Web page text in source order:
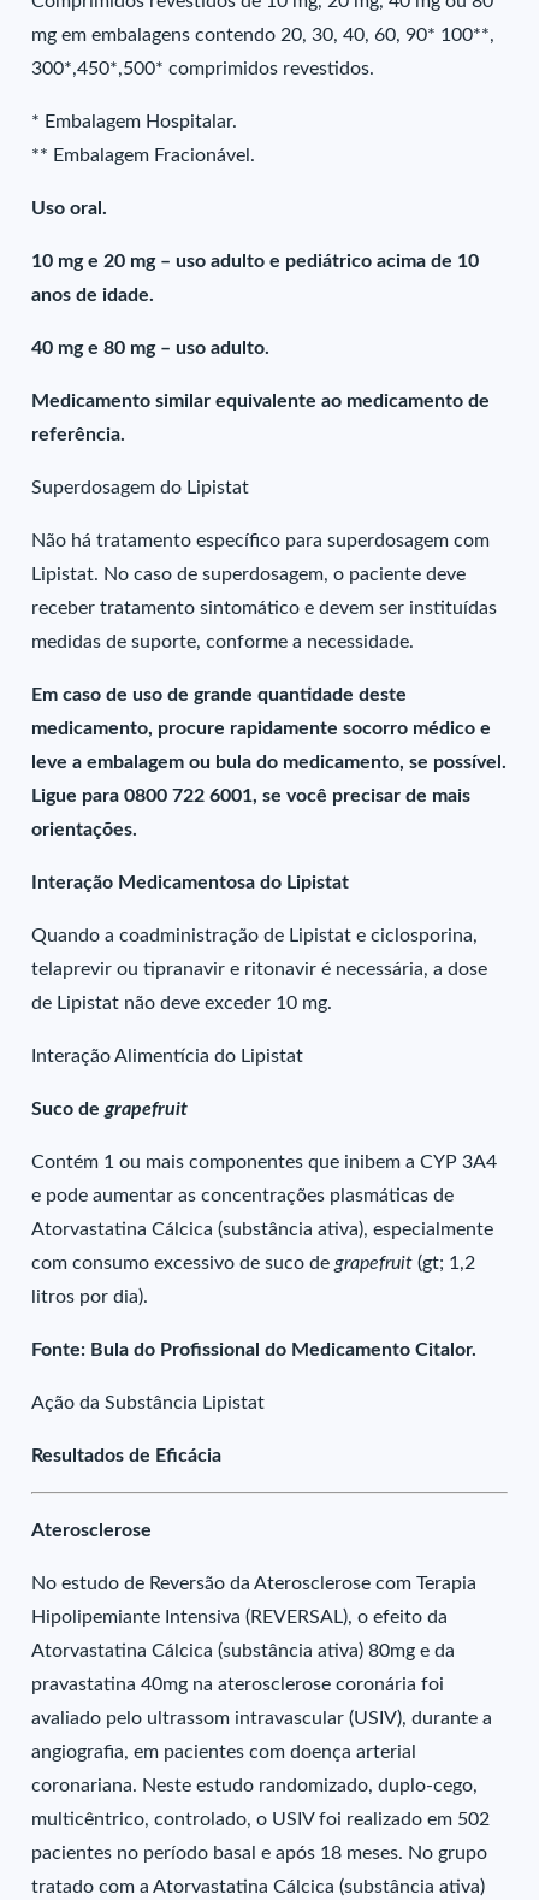
mg em embalagens contendo 20, 30, 40, 60, 90* 100**,
300*,450*,500* comprimidos revestidos.
* Embalagem Hospitalar.
** Embalagem Fracionável.
Uso oral.
10 mg e 20 mg – uso adulto e pediátrico acima de 10
anos de idade.
40 mg e 80 mg – uso adulto.
Medicamento similar equivalente ao medicamento de
referência.
Superdosagem do Lipistat
Não há tratamento específico para superdosagem com
Lipistat. No caso de superdosagem, o paciente deve
receber tratamento sintomático e devem ser instituídas
medidas de suporte, conforme a necessidade.
Em caso de uso de grande quantidade deste
medicamento, procure rapidamente socorro médico e
leve a embalagem ou bula do medicamento, se possível.
Ligue para 0800 722 6001, se você precisar de mais
orientações.
Interação Medicamentosa do Lipistat
Quando a coadministração de Lipistat e ciclosporina,
telaprevir ou tipranavir e ritonavir é necessária, a dose
de Lipistat não deve exceder 10 mg.
Interação Alimentícia do Lipistat
Suco degrapefruit
Contém 1 ou mais componentes que inibem a CYP 3A4
e pode aumentar as concentrações plasmáticas de
Atorvastatina Cálcica (substância ativa), especialmente
com consumo excessivo de suco de grapefruit (gt; 1,2
litros por dia).
Fonte: Bula do Profissional do Medicamento Citalor.
Ação da Substância Lipistat
Resultados de Eficácia
Aterosclerose
No estudo de Reversão da Aterosclerose com Terapia
Hipolipemiante Intensiva (REVERSAL), o efeito da
Atorvastatina Cálcica (substância ativa) 80mg e da
pravastatina 40mg na aterosclerose coronária foi
avaliado pelo ultrassom intravascular (USIV), durante a
angiografia, em pacientes com doença arterial
coronariana. Neste estudo randomizado, duplo-cego,
multicêntrico, controlado, o USIV foi realizado em 502
pacientes no período basal e após 18 meses. No grupo
tratado com a Atorvastatina Cálcica (substância ativa)